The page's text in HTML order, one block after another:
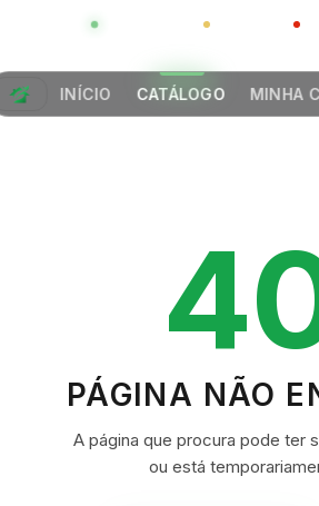
GLOBAL
INÍCIO CATÁLOGO MINHA
PÁGINA NÃO
A página que procura pode ter
ou está